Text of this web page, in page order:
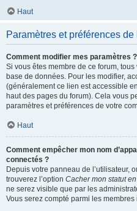
Haut
Paramètres et préférences de
Comment modifier mes paramètres ?
Si vous êtes membre de ce forum,
base de données. Pour les modifier,
(généralement ce lien est accessible
haut des pages du forum). Cela vous
paramètres et préférences de votre
Haut
Comment empêcher mon nom
connectés ?
Depuis votre panneau de l’utilisateur,
trouverez l’option Cacher mon statut
ne serez visible que par les
Vous serez compté parmi les